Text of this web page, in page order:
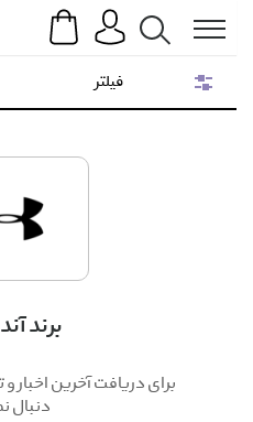
Search
برند
برای دریافت آخرین اخبار و
دنبال
فیلتر